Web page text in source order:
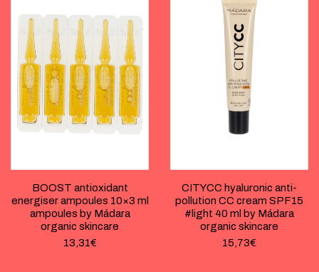
BOOST antioxidant
energiser ampoules 10×3 ml
ampoules by Mádara
organic skincare
13,31€
CITYCC hyaluronic anti-
pollution CC cream SPF15
#light 40 ml by Mádara
organic skincare
15,73€